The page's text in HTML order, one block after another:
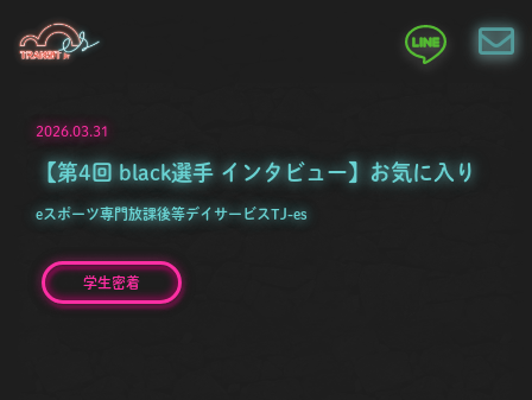
2026.03.31
【第4回 black選手 インタビュー】お気に入り
eスポーツ専門放課後等デイサービスTJ-es
学生密着